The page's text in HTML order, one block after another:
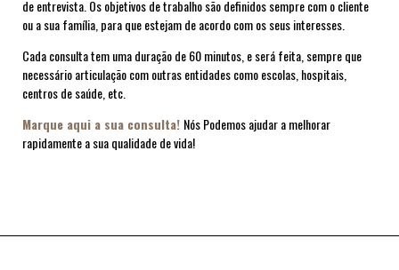
de entrevista. Os objetivos de trabalho são definidos sempre com o cliente
ou a sua família, para que estejam de acordo com os seus interesses.
Cada consulta tem uma duração de 60 minutos, e será feita, sempre que
necessário articulação com outras entidades como escolas, hospitais,
centros de saúde, etc.
Marque aqui a sua consulta! Nós Podemos ajudar a melhorar
rapidamente a sua qualidade de vida!